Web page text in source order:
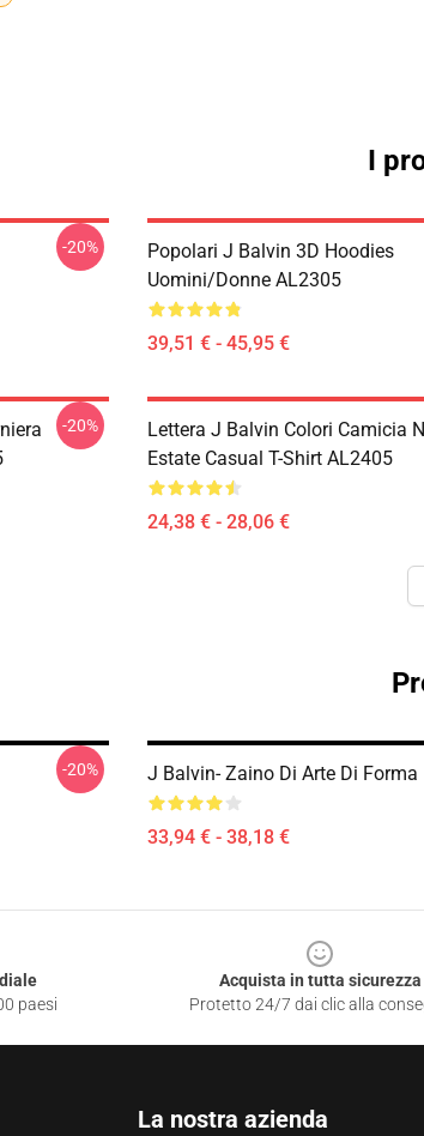
I
-20%
Popolari J Balvin 3D Hoodies
Uomini/donne AL2305
39,51 € - 45,95 €
-20%
Lettera J Balvin Colori Camicia
Estate Casual T-Shirt AL2405
24,38 € - 28,06 €
-20% J Balvin- Zaino Di Arte Di Forma
33,94 € - 38,18 €
paesi
Acquista in tutta sicurezza
Protetto 24/7 dai clic alla
La nostra azienda